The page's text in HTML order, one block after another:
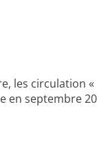
les circulation
en septembre